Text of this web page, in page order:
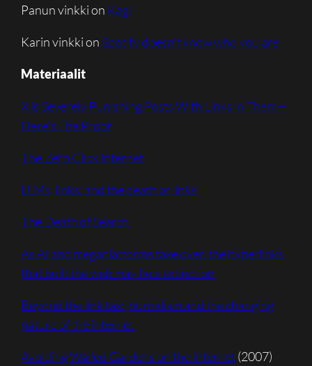
Panun vinkki on Kagi
Karin vinkki on Spotify doesn’t know who you are
Materiaalit
X is Severely Punishing Posts With Links in Them—
Here’s The Proof
The Zero Click Internet
LLMs, links, and the death of links
The Death of Search
As AI and megaplatforms take over, the hyperlinks
that built the web may face extinction
Beyond the link tax: journalism and the changing
nature of the internet
Avoiding Walled Gardens on the Internet(2007)